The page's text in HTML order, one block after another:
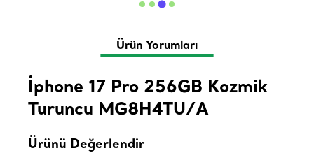
Ürün Yorumları
İphone 17 Pro 256GB Kozmik
Turuncu MG8H4TU/A
Ürünü Değerlendir